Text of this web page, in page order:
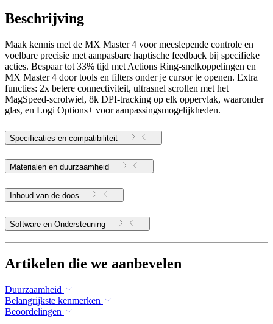
Beschrijving
Maak kennis met de MX Master 4 voor meeslepende controle en
voelbare precisie met aanpasbare haptische feedback bij specifieke
acties. Bespaar tot 33% tijd met Actions Ring-snelkoppelingen en
MX Master 4 door tools en filters onder je cursor te openen. Extra
functies: 2x betere connectiviteit, ultrasnel scrollen met het
MagSpeed-scrolwiel, 8k DPI-tracking op elk oppervlak, waaronder
glas, en Logi Options+ voor aanpassingsmogelijkheden.
Specificaties en compatibiliteit
Materialen en duurzaamheid
Inhoud van de doos
Software en Ondersteuning
Artikelen die we aanbevelen
Duurzaamheid
Belangrijkste kenmerken
Beoordelingen